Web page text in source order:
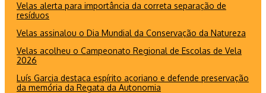
Velas alerta para importância da correta separação de
resíduos
Velas assinalou o Dia Mundial da Conservação da Natureza
Velas acolheu o Campeonato Regional de Escolas de Vela
2026
Luís Garcia destaca espírito açoriano e defende preservação
da memória da Regata da Autonomia